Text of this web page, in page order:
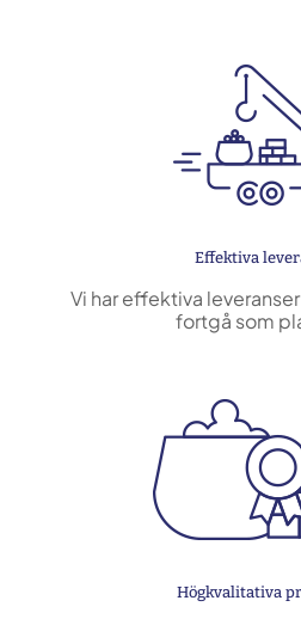
Effektiva
Vi har effektiva
fortgå som
Högkvalitativa